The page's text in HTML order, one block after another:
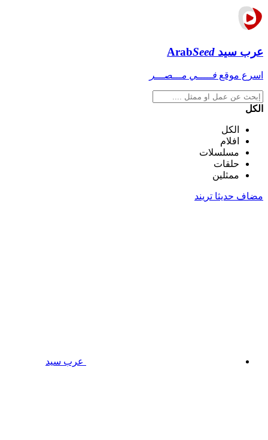
عرب سيد ArabSeed
اسرع موقع فـــــي مـــصـــر
الكل
الكل
افلام
مسلسلات
حلقات
ممثلين
مضاف حديثا تريند
عرب سيد